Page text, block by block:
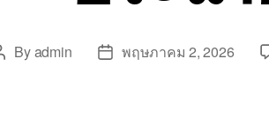
Byadmin
Postพฤษภาคม 2, 2026